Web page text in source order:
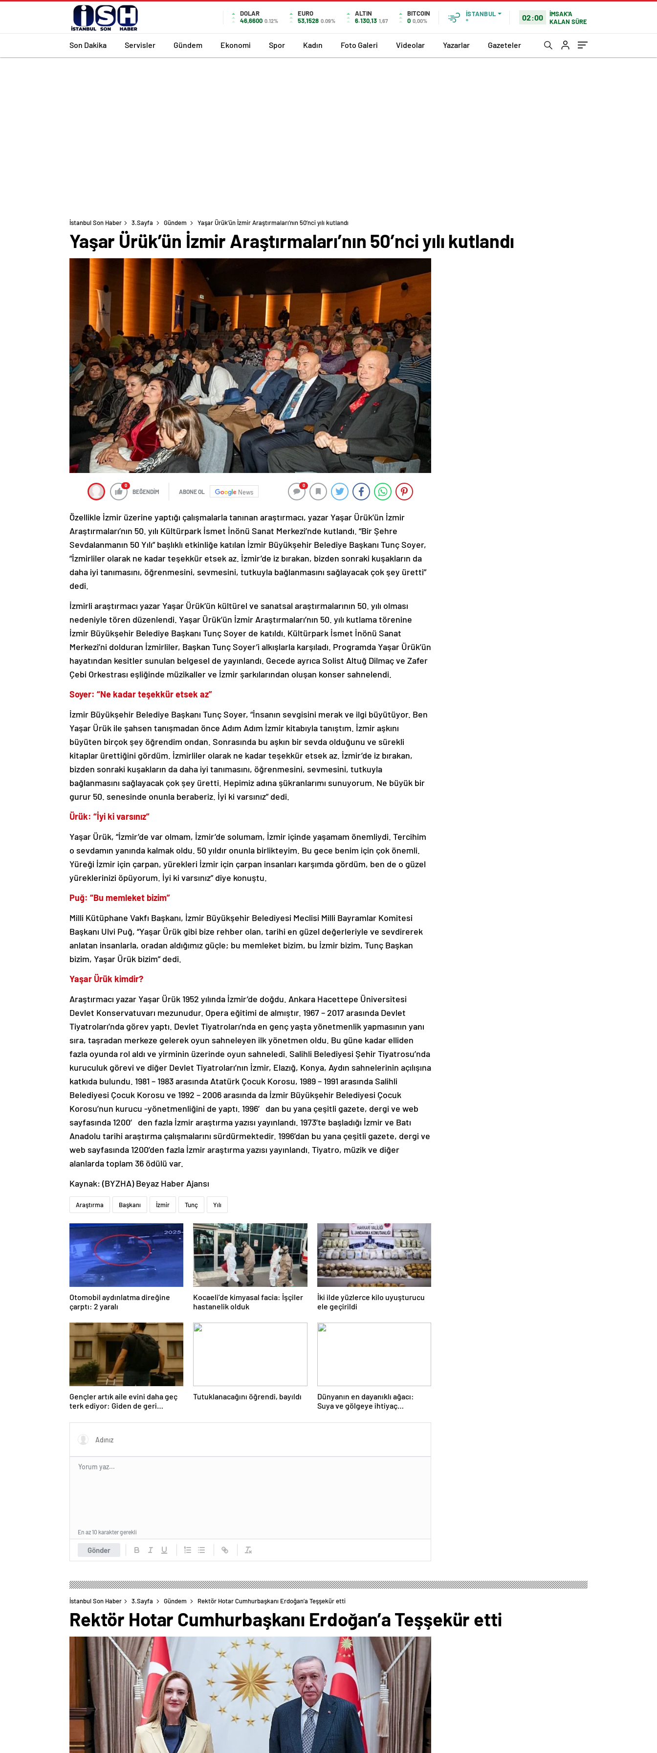
DOLAR
46,6600 0.12%
EURO
53,1528 0.09%
ALTIN
6.130,13 1,67
BITCOIN
0 0,00%
İSTANBUL
°
02:00
İMSAK'A
KALAN SÜRE
Son Dakika Servisler Gündem Ekonomi Spor Kadın Foto Galeri Videolar Yazarlar Gazeteler
İstanbul Son Haber 3.Sayfa Gündem Yaşar Ürük’ün İzmir Araştırmaları’nın 50’nci yılı kutlandı
Yaşar Ürük’ün İzmir Araştırmaları’nın 50’nci yılı kutlandı
0
BEĞENDİM ABONE OL News
0
Özellikle İzmir üzerine yaptığı çalışmalarla tanınan araştırmacı, yazar Yaşar Ürük’ün İzmir
Araştırmaları’nın 50. yılı Kültürpark İsmet İnönü Sanat Merkezi’nde kutlandı. “Bir Şehre
Sevdalanmanın 50 Yılı” başlıklı etkinliğe katılan İzmir Büyükşehir Belediye Başkanı Tunç Soyer,
“İzmirliler olarak ne kadar teşekkür etsek az. İzmir’de iz bırakan, bizden sonraki kuşakların da
daha iyi tanımasını, öğrenmesini, sevmesini, tutkuyla bağlanmasını sağlayacak çok şey üretti”
dedi.
İzmirli araştırmacı yazar Yaşar Ürük’ün kültürel ve sanatsal araştırmalarının 50. yılı olması
nedeniyle tören düzenlendi. Yaşar Ürük’ün İzmir Araştırmaları’nın 50. yılı kutlama törenine
İzmir Büyükşehir Belediye Başkanı Tunç Soyer de katıldı. Kültürpark İsmet İnönü Sanat
Merkezi’ni dolduran İzmirliler, Başkan Tunç Soyer’i alkışlarla karşıladı. Programda Yaşar Ürük’ün
hayatından kesitler sunulan belgesel de yayınlandı. Gecede ayrıca Solist Altuğ Dilmaç ve Zafer
Çebi Orkestrası eşliğinde müzikaller ve İzmir şarkılarından oluşan konser sahnelendi.
Soyer: “Ne kadar teşekkür etsek az”
İzmir Büyükşehir Belediye Başkanı Tunç Soyer, “İnsanın sevgisini merak ve ilgi büyütüyor. Ben
Yaşar Ürük ile şahsen tanışmadan önce Adım Adım İzmir kitabıyla tanıştım. İzmir aşkını
büyüten birçok şey öğrendim ondan. Sonrasında bu aşkın bir sevda olduğunu ve sürekli
kitaplar ürettiğini gördüm. İzmirliler olarak ne kadar teşekkür etsek az. İzmir’de iz bırakan,
bizden sonraki kuşakların da daha iyi tanımasını, öğrenmesini, sevmesini, tutkuyla
bağlanmasını sağlayacak çok şey üretti. Hepimiz adına şükranlarımı sunuyorum. Ne büyük bir
gurur 50. senesinde onunla beraberiz. İyi ki varsınız” dedi.
Ürük: “İyi ki varsınız”
Yaşar Ürük, “İzmir’de var olmam, İzmir’de solumam, İzmir içinde yaşamam önemliydi. Tercihim
o sevdamın yanında kalmak oldu. 50 yıldır onunla birlikteyim. Bu gece benim için çok önemli.
Yüreği İzmir için çarpan, yürekleri İzmir için çarpan insanları karşımda gördüm, ben de o güzel
yüreklerinizi öpüyorum. İyi ki varsınız” diye konuştu.
Puğ: “Bu memleket bizim”
Milli Kütüphane Vakfı Başkanı, İzmir Büyükşehir Belediyesi Meclisi Milli Bayramlar Komitesi
Başkanı Ulvi Puğ, “Yaşar Ürük gibi bize rehber olan, tarihi en güzel değerleriyle ve sevdirerek
anlatan insanlarla, oradan aldığımız güçle; bu memleket bizim, bu İzmir bizim, Tunç Başkan
bizim, Yaşar Ürük bizim” dedi.
Yaşar Ürük kimdir?
Araştırmacı yazar Yaşar Ürük 1952 yılında İzmir’de doğdu. Ankara Hacettepe Üniversitesi
Devlet Konservatuvarı mezunudur. Opera eğitimi de almıştır. 1967 – 2017 arasında Devlet
Tiyatroları’nda görev yaptı. Devlet Tiyatroları’nda en genç yaşta yönetmenlik yapmasının yanı
sıra, taşradan merkeze gelerek oyun sahneleyen ilk yönetmen oldu. Bu güne kadar elliden
fazla oyunda rol aldı ve yirminin üzerinde oyun sahneledi. Salihli Belediyesi Şehir Tiyatrosu’nda
kuruculuk görevi ve diğer Devlet Tiyatroları’nın İzmir, Elazığ, Konya, Aydın sahnelerinin açılışına
katkıda bulundu. 1981 – 1983 arasında Atatürk Çocuk Korosu, 1989 – 1991 arasında Salihli
Belediyesi Çocuk Korosu ve 1992 – 2006 arasında da İzmir Büyükşehir Belediyesi Çocuk
Korosu’nun kurucu -yönetmenliğini de yaptı. 1996′ dan bu yana çeşitli gazete, dergi ve web
sayfasında 1200′ den fazla İzmir araştırma yazısı yayınlandı. 1973’te başladığı İzmir ve Batı
Anadolu tarihi araştırma çalışmalarını sürdürmektedir. 1996’dan bu yana çeşitli gazete, dergi ve
web sayfasında 1200’den fazla İzmir araştırma yazısı yayınlandı. Tiyatro, müzik ve diğer
alanlarda toplam 36 ödülü var.
Kaynak: (BYZHA) Beyaz Haber Ajansı
Araştırma Başkanı İzmir Tunç Yılı
Otomobil aydınlatma direğine
çarptı: 2 yaralı
Kocaeli’de kimyasal facia: İşçiler
hastanelik olduk
İki ilde yüzlerce kilo uyuşturucu
ele geçirildi
Gençler artık aile evini daha geç
terk ediyor: Giden de geri
Tutuklanacağını öğrendi, bayıldı
Dünyanın en dayanıklı ağacı:
Suya ve gölgeye ihtiyaç
veriyor!
Gönder
En az 10 karakter gerekli
İstanbul Son Haber 3.Sayfa Gündem Rektör Hotar Cumhurbaşkanı Erdoğan’a Teşşekür etti
Rektör Hotar Cumhurbaşkanı Erdoğan’a Teşşekür etti